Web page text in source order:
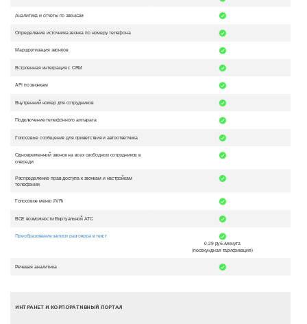
Аналитика и отчеты по звонкам
Определение источника звонка по номеру телефона
Маршрутизация звонков
Встроенная интеграция с CRM
API по звонкам
Внутренний номер для сотрудников
Подключение телефонного аппарата
Голосовые сообщения для приветствия и автоответчика
Одновременный звонок на всех свободных сотрудников в
очереди
Распределение прав доступа к звонкам и настройкам
телефонии
Голосовое меню (IVR)
ВСЕ возможности Виртуальной АТС
Преобразование записи разговора в текст
0,29 руб./минута
(посекундная тарификация)
Речевая аналитика
ИНТРАНЕТ И КОРПОРАТИВНЫЙ ПОРТАЛ